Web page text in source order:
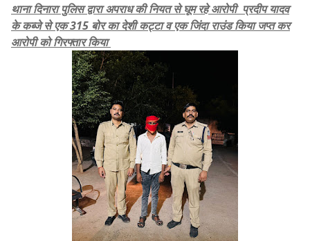
थाना दिनारा पुलिस द्वारा अपराध की नियत से घूम रहे आरोपी प्रदीप यादव
के कब्जे से एक 315 बोर का देशी कट्टा व एक जिंदा राउंड किया जप्त कर
आरोपी को गिरफ्तार किया